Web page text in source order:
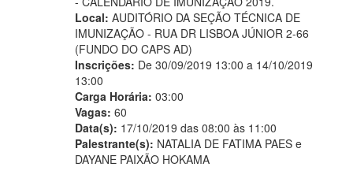
Local: AUDITÓRIO DA SEÇÃO TÉCNICA DE
IMUNIZAÇÃO - RUA DR LISBOA JÚNIOR 2-66
(FUNDO DO CAPS AD)
Inscrições: De 30/09/2019 13:00 a 14/10/2019
13:00
Carga Horária: 03:00
Vagas: 60
Data(s): 17/10/2019 das 08:00 às 11:00
Palestrante(s): NATALIA DE FATIMA PAES e
DAYANE PAIXÃO HOKAMA